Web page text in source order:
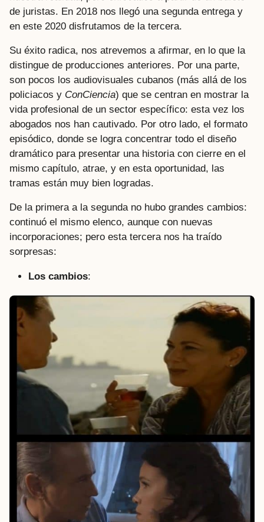
de juristas. En 2018 nos llegó una segunda entrega y
en este 2020 disfrutamos de la tercera.
Su éxito radica, nos atrevemos a afirmar, en lo que la
distingue de producciones anteriores. Por una parte,
son pocos los audiovisuales cubanos (más allá de los
policiacos y ConCiencia) que se centran en mostrar la
vida profesional de un sector específico: esta vez los
abogados nos han cautivado. Por otro lado, el formato
episódico, donde se logra concentrar todo el diseño
dramático para presentar una historia con cierre en el
mismo capítulo, atrae, y en esta oportunidad, las
tramas están muy bien logradas.
De la primera a la segunda no hubo grandes cambios:
continuó el mismo elenco, aunque con nuevas
incorporaciones; pero esta tercera nos ha traído
sorpresas:
Los cambios: